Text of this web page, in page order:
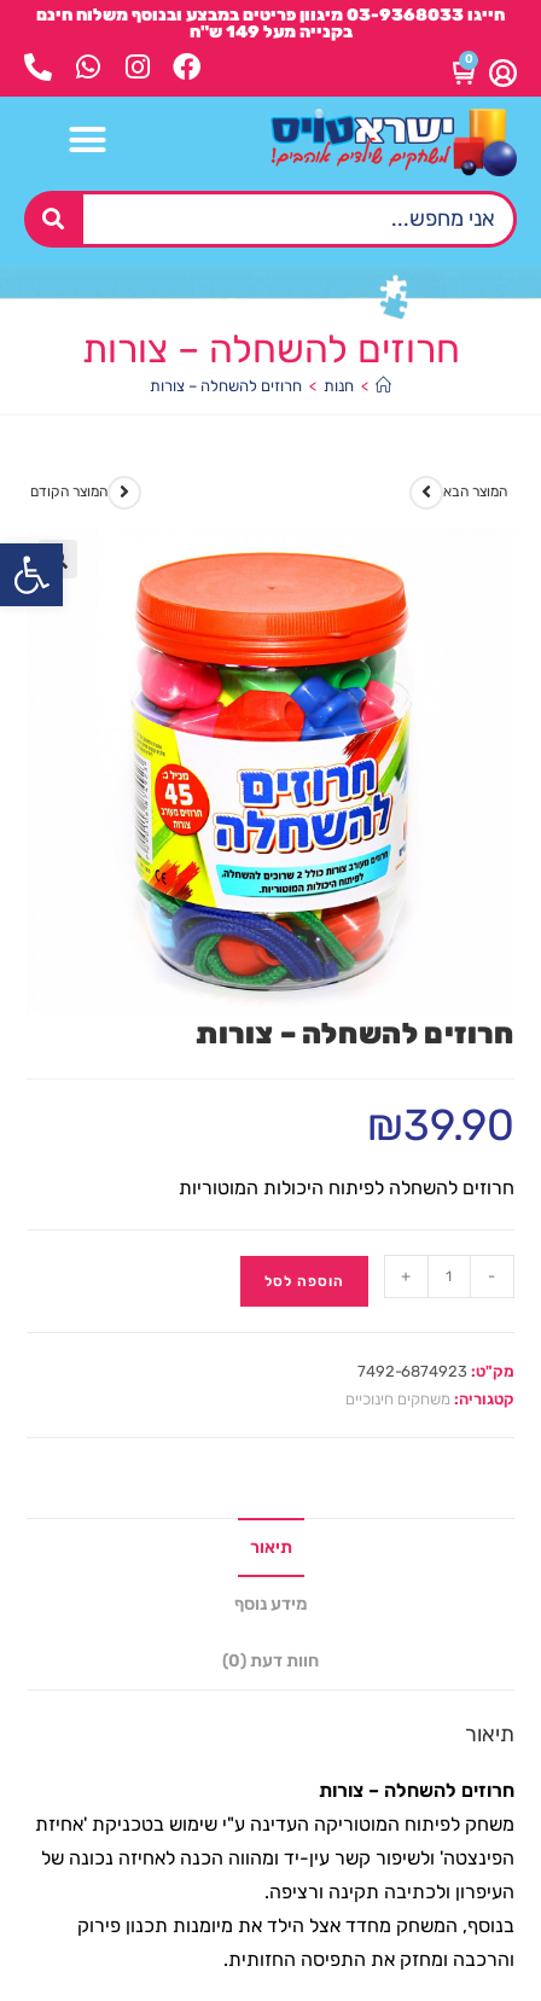
חייגו 03-9368033 מיגוון פריטים במבצע ובנוסף משלוח חינם
בקנייה מעל 149 ש"ח
0
חרוזים להשחלה – צורות
> חנות > חרוזים להשחלה – צורות
המוצר הקודם המוצר הבא
חרוזים להשחלה – צורות
₪39.90
חרוזים להשחלה לפיתוח היכולות המוטוריות
-
+ הוספה לסל
מק"ט:7492-6874923
קטגוריה: משחקים חינוכיים
תיאור
מידע נוסף
חוות דעת (0)
תיאור
חרוזים להשחלה – צורות
משחק לפיתוח המוטוריקה העדינה ע"י שימוש בטכניקת 'אחיזת
הפינצטה' ולשיפור קשר עין-יד ומהווה הכנה לאחיזה נכונה של
העיפרון ולכתיבה תקינה ורציפה.
בנוסף, המשחק מחדד אצל הילד את מיומנות תכנון פירוק
והרכבה ומחזק את התפיסה החזותית.